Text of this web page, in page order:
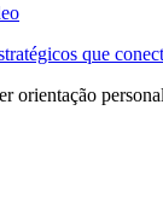
que
orientação